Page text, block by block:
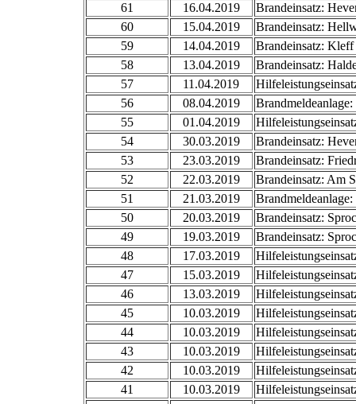
61
16.04.2019
Brandeinsatz:
60
15.04.2019
Brandeinsatz:
59
14.04.2019
Brandeinsatz:
58
13.04.2019
Brandeinsatz:
57
11.04.2019
56
08.04.2019
55
01.04.2019
54
30.03.2019
Brandeinsatz:
53
23.03.2019
Brandeinsatz:
52
22.03.2019
Brandeinsatz: Am
51
21.03.2019
Brandmeldeanlage:
50
20.03.2019
Brandeinsatz:
49
19.03.2019
Brandeinsatz:
48
17.03.2019
47
15.03.2019
46
13.03.2019
45
10.03.2019
44
10.03.2019
43
10.03.2019
42
10.03.2019
41
10.03.2019